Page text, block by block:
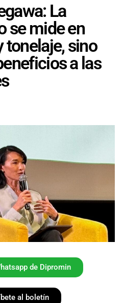
La
se mide en
tonelaje, sino
a las
de Dipromin
al boletín